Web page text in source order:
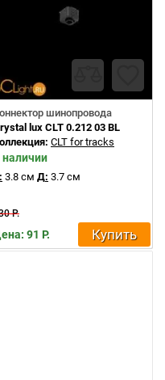
шинопровода
lux CLT 0.212 03 BL
CLT for tracks
наличии
3.8 см Д: 3.7 см
Р.
91 Р. Купить